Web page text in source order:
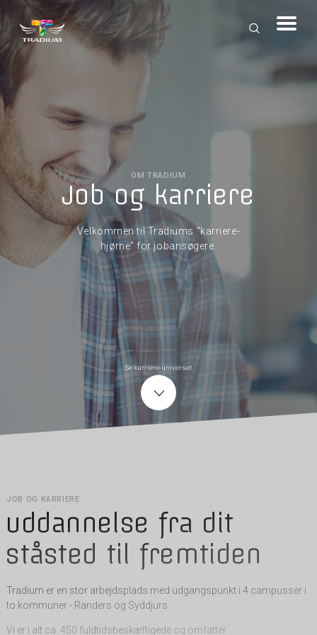
OM TRADIUM
Job og karriere
Velkommen til Tradiums "karriere-
hjørne" for jobansøgere.
Se karriere-universet
JOB OG KARRIERE
uddannelse fra dit
ståsted til fremtiden
Tradium er en stor arbejdsplads med udgangspunkt i 4 campusser i
to kommuner - Randers og Syddjurs.
Vi er i alt ca. 450 fuldtidsbeskæftigede og omfatter